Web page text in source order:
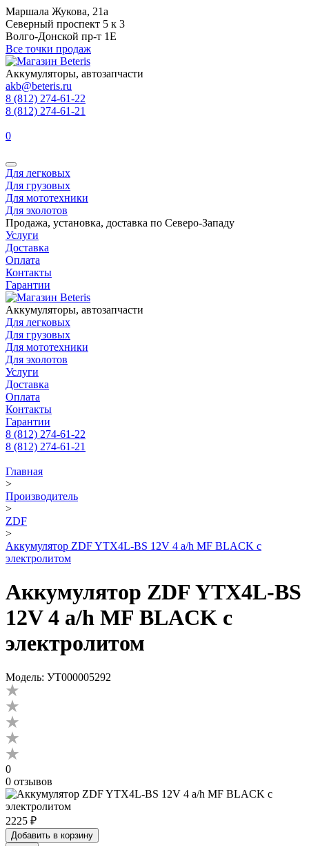
Маршала Жукова, 21а
Северный проспект 5 к 3
Волго-Донской пр-т 1Е
Все точки продаж
Аккумуляторы, автозапчасти
akb@beteris.ru
8 (812) 274-61-22
8 (812) 274-61-21
0
Для легковых
Для грузовых
Для мототехники
Для эхолотов
Продажа, установка, доставка по Северо-Западу
Услуги
Доставка
Оплата
Контакты
Гарантии
Аккумуляторы, автозапчасти
Для легковых
Для грузовых
Для мототехники
Для эхолотов
Услуги
Доставка
Оплата
Контакты
Гарантии
8 (812) 274-61-22
8 (812) 274-61-21
Главная
>
Производитель
>
ZDF
>
Аккумулятор ZDF YTX4L-BS 12V 4 a/h MF BLACK с
электролитом
Аккумулятор ZDF YTX4L-BS
12V 4 a/h MF BLACK с
электролитом
Модель: УТ000005292
0
0 отзывов
2225 ₽
Добавить в корзину